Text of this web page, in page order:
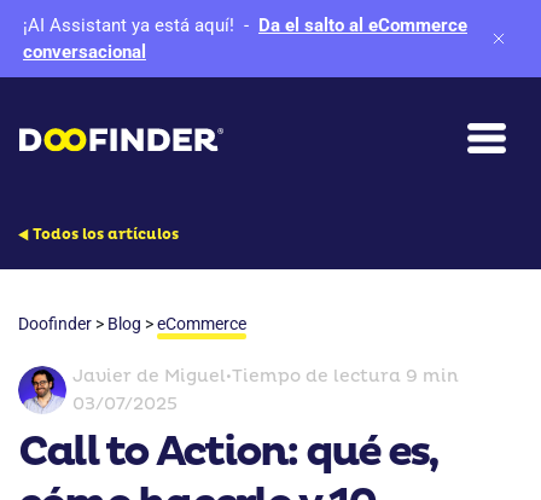
¡AI Assistant ya está aquí! - Da el salto al eCommerce
conversacional
Todos los artículos
Doofinder > Blog >eCommerce
Javier de Miguel•Tiempo de lectura 9 min
03/07/2025
Call to Action: qué es,